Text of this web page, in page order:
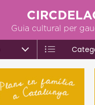
Guia cultural per